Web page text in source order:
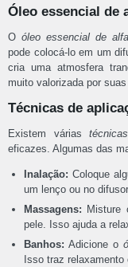
Óleo essencial de
O óleo essencial de
pode colocá-lo em um
cria uma atmosfera
muito valorizada por
Técnicas de
Existem várias
eficazes. Algumas das
Inalação: Coloque
um lenço ou no
Massagens: Misture
pele. Isso ajuda a
Banhos: Adicione o
Isso traz